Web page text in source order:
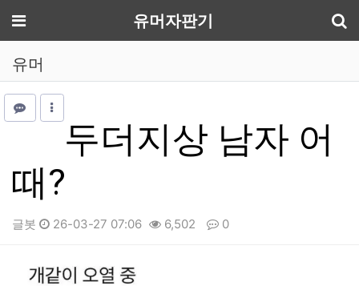
메뉴 유머자판기
유머
두더지상 남자 어
때?
글봇 26-03-27 07:06 6,502 0
본문